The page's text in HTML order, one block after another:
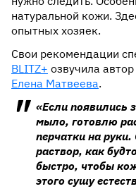
натуральной кожи.
опытных хозяек.
Свои рекомендации
BLITZ+ озвучила
Елена Матвеева.
«Если появились
мыло, готовлю
перчатки на
раствор, как
быстро, чтобы
этого сушу